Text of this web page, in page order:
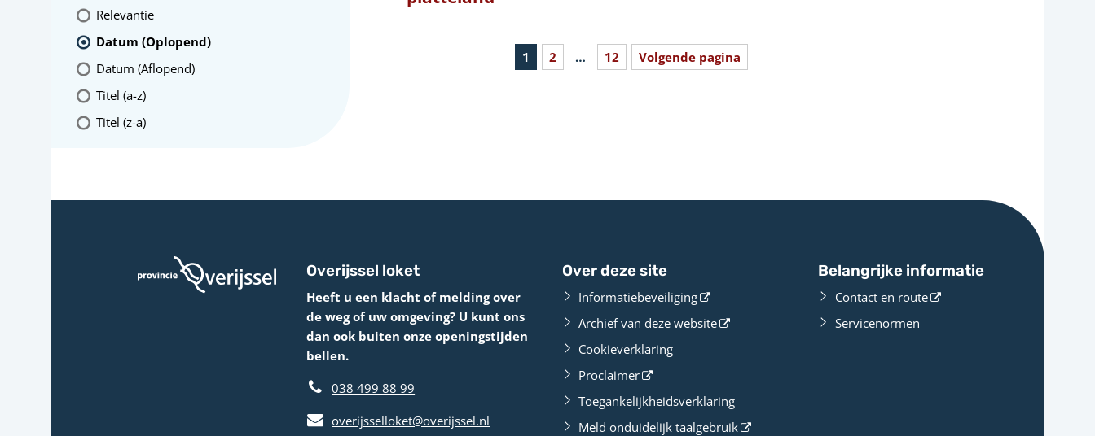
1 2 … 12 Volgende pagina
Relevantie
Datum (Oplopend)
Datum (Aflopend)
Titel (a-z)
Titel (z-a)
Overijssel loket
Heeft u een klacht of melding over
de weg of uw omgeving? U kunt ons
dan ook buiten onze openingstijden
bellen.
038 499 88 99
overijsselloket@overijssel.nl
Over deze site
Informatiebeveiliging
Archief van deze website
Cookieverklaring
Proclaimer
Toegankelijkheidsverklaring
Meld onduidelijk taalgebruik
Belangrijke informatie
Contact en route
Servicenormen